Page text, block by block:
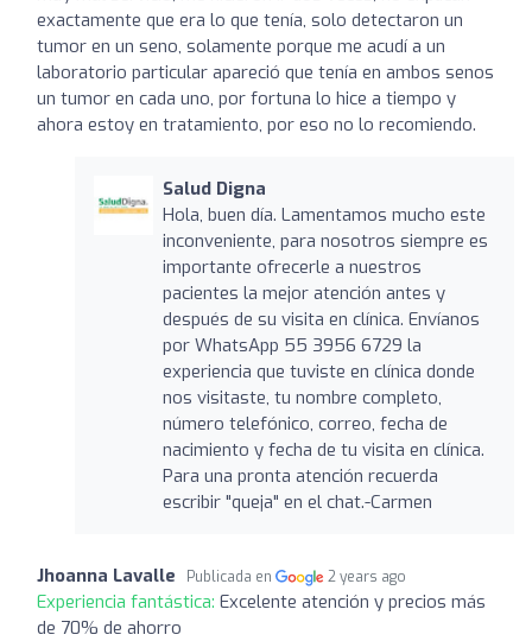
exactamente que era lo que tenía, solo detectaron un
tumor en un seno, solamente porque me acudí a un
laboratorio particular apareció que tenía en ambos senos
un tumor en cada uno, por fortuna lo hice a tiempo y
ahora estoy en tratamiento, por eso no lo recomiendo.
Salud Digna
Hola, buen día. Lamentamos mucho este
inconveniente, para nosotros siempre es
importante ofrecerle a nuestros
pacientes la mejor atención antes y
después de su visita en clínica. Envíanos
por WhatsApp 55 3956 6729 la
experiencia que tuviste en clínica donde
nos visitaste, tu nombre completo,
número telefónico, correo, fecha de
nacimiento y fecha de tu visita en clínica.
Para una pronta atención recuerda
escribir "queja" en el chat.-Carmen
Jhoanna Lavalle Publicada en 2 years ago
Experiencia fantástica: Excelente atención y precios más
de 70% de ahorro